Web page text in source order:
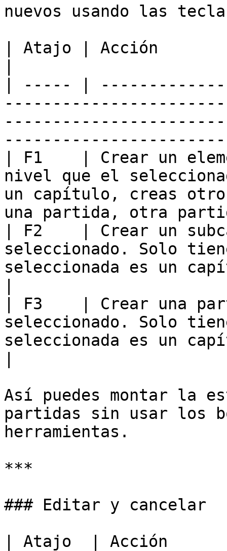
nuevos usando las
| Atajo | Acción
| ----- |
| F1    | Crear un
nivel que el
un capítulo, creas
una partida, otra
| F2    | Crear un
seleccionado. Solo
seleccionada es un
| F3    | Crear una
seleccionado. Solo
seleccionada es un
Así puedes montar la
partidas sin usar los
herramientas.
***
### Editar y cancelar
| Atajo  | Acción